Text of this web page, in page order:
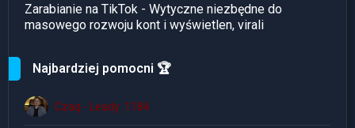
Zarabianie na TikTok - Wytyczne niezbędne do
masowego rozwoju kont i wyświetlen, virali
Najbardziej pomocni 🏆
Czaq - Leady: 1184